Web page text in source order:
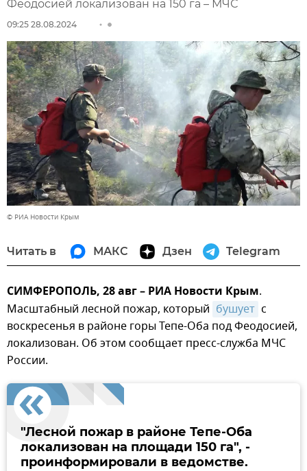
Феодосией локализован на 150 га – МЧС
09:25 28.08.2024
© РИА Новости Крым
Читать в МАКС Дзен Telegram
СИМФЕРОПОЛЬ, 28 авг – РИА Новости Крым.
Масштабный лесной пожар, который бушует с
воскресенья в районе горы Тепе-Оба под Феодосией,
локализован. Об этом сообщает пресс-служба МЧС
России.
"Лесной пожар в районе Тепе-Оба
локализован на площади 150 га", -
проинформировали в ведомстве.